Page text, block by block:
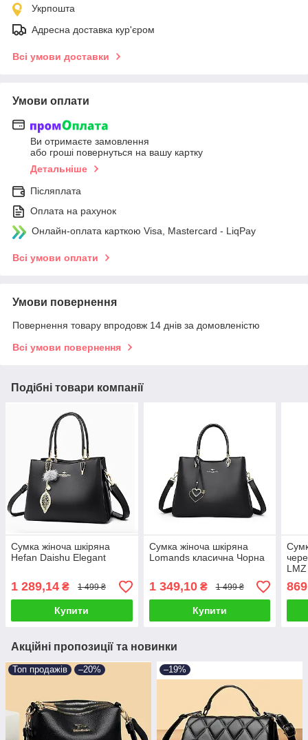
Укрпошта
Адресна доставка кур'єром
Всі умови доставки
Умови оплати
Ви отримаєте замовлення
або гроші повернуться на вашу картку
Детальніше
Післяплата
Оплата на рахунок
Онлайн-оплата карткою Visa, Mastercard - LiqPay
Всі умови оплати
Умови повернення
Повернення товару впродовж 14 днів за домовленістю
Всі умови повернення
Подібні товари компанії
Сумка жіноча шкіряна
Hefan Daishu Elegant
1 289,14 ₴ 1 499 ₴
Купити
Сумка жіноча шкіряна
Lomands класична Чорна
1 349,10₴ 1 499 ₴
Купити
LMZ
Акційні пропозиції та новинки
Топ продажів –20% –19%